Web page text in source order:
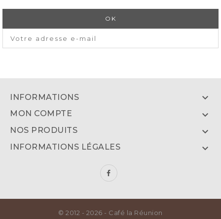
INFORMATIONS 
MON COMPTE 
NOS PRODUITS 
INFORMATIONS LÉGALES 
© 2012 - 2026 - Café la Réunion